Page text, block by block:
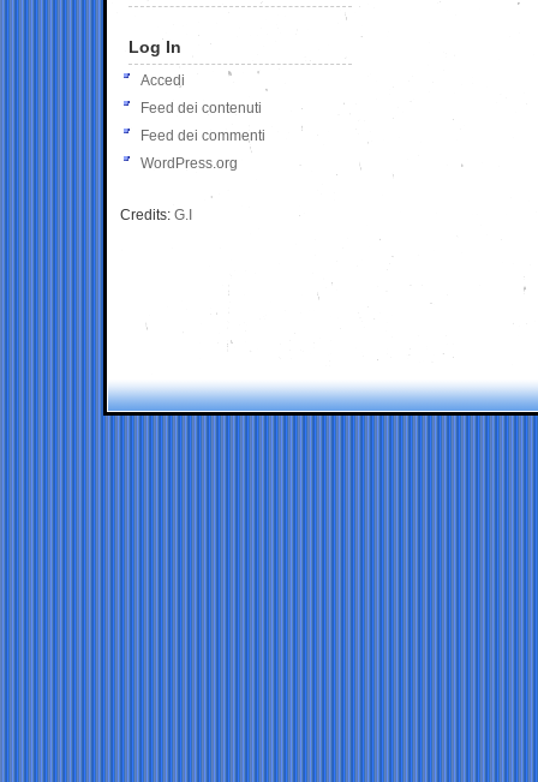
Log In
Accedi
Feed dei contenuti
Feed dei commenti
WordPress.org
Credits: G.I